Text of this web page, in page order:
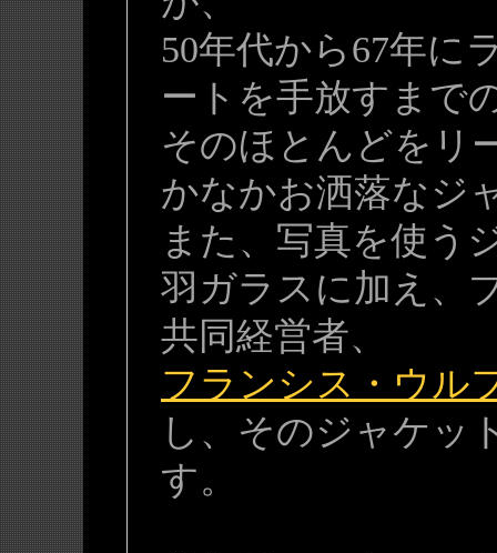
50年代から67年に
ートを手放すまで
そのほとんどをリ
かなかお洒落なジ
また、写真を使う
羽ガラスに加え、
共同経営者、
フランシス・ウル
し、そのジャケッ
す。